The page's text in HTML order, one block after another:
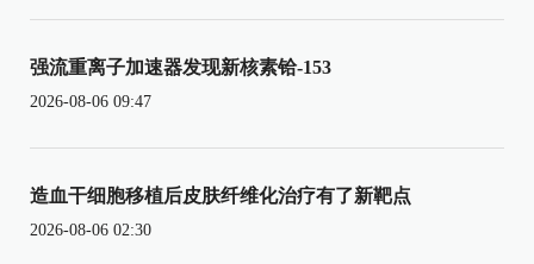
强流重离子加速器发现新核素铪-153
2026-08-06 09:47
造血干细胞移植后皮肤纤维化治疗有了新靶点
2026-08-06 02:30